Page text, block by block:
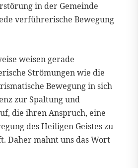
in der Gemeinde
verführerische Bewegung
weisen gerade
Strömungen wie die
Bewegung in sich
zur Spaltung und
die ihren Anspruch, eine
des Heiligen Geistes zu
Daher mahnt uns das Wort